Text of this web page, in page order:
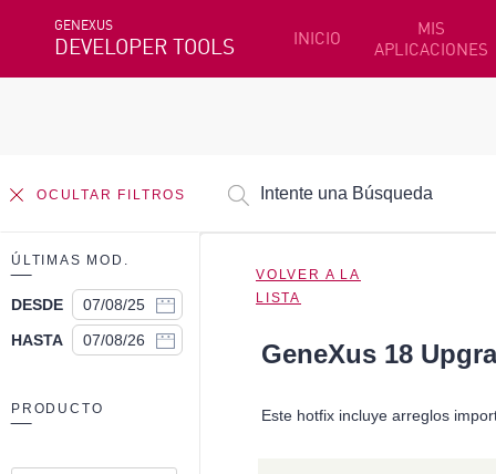
GENEXUS
DEVELOPER TOOLS INICIO
MIS
APLICACIONES